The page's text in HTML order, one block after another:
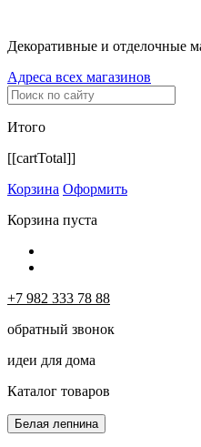
Декоративные и отделочные
Адреса всех магазинов
Итого
[[cartTotal]]
Корзина Оформить
Корзина пуста
+7 982 333 78 88
обратный звонок
идеи для дома
Каталог товаров
Белая лепнина